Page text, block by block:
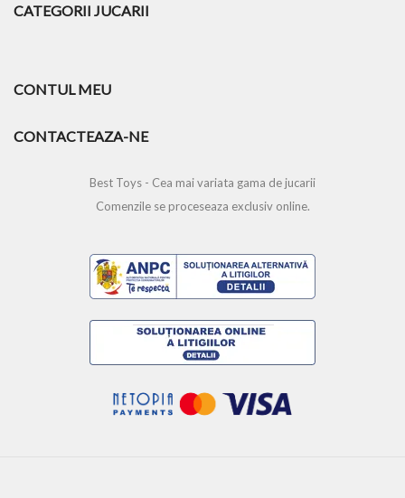
CATEGORII JUCARII
CONTUL MEU
CONTACTEAZA-NE
Best Toys - Cea mai variata gama de jucarii
Comenzile se proceseaza exclusiv online.